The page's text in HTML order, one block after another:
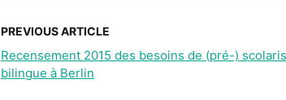
PREVIOUS ARTICLE
Recensement 2015 des besoins de (pré-)
bilingue à Berlin